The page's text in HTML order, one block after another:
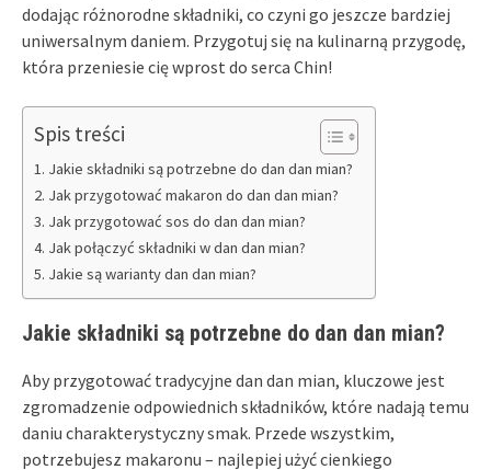
dodając różnorodne składniki, co czyni go jeszcze bardziej
uniwersalnym daniem. Przygotuj się na kulinarną przygodę,
która przeniesie cię wprost do serca Chin!
Spis treści
Jakie składniki są potrzebne do dan dan mian?
Jak przygotować makaron do dan dan mian?
Jak przygotować sos do dan dan mian?
Jak połączyć składniki w dan dan mian?
Jakie są warianty dan dan mian?
Jakie składniki są potrzebne do dan dan mian?
Aby przygotować tradycyjne dan dan mian, kluczowe jest
zgromadzenie odpowiednich składników, które nadają temu
daniu charakterystyczny smak. Przede wszystkim,
potrzebujesz makaronu – najlepiej użyć cienkiego